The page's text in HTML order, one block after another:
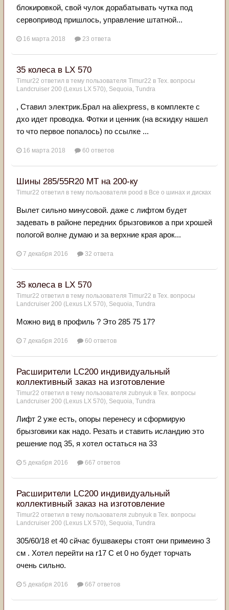
блокировкой, свой чулок дорабатывать чутка под
сервопривод пришлось, управление штатной...
16 марта 2018 23 ответа
35 колеса в LX 570
Timur22 ответил в тему пользователя Timur22 в Тех. вопросы
Landcruiser 200 (Lexus LX 570), Sequoia, Tundra
, Ставил электрик.Брал на aliexpress, в комплекте с
дхо идет проводка. Фотки и ценник (на вскидку нашел
то что первое попалось) по ссылке ...
16 марта 2018 60 ответов
Шины 285/55R20 MT на 200-ку
Timur22 ответил в тему пользователя pood в Все о шинах и дисках
Вылет сильно минусовой. даже с лифтом будет
задевать в районе передних брызговиков а при хрошей
пологой волне думаю и за верхние края арок...
7 декабря 2016 32 ответа
35 колеса в LX 570
Timur22 ответил в тему пользователя Timur22 в Тех. вопросы
Landcruiser 200 (Lexus LX 570), Sequoia, Tundra
Можно вид в профиль ? Это 285 75 17?
7 декабря 2016 60 ответов
Расширители LC200 индивидуальный
коллективный заказ на изготовление
Timur22 ответил в тему пользователя zubnyuk в Тех. вопросы
Landcruiser 200 (Lexus LX 570), Sequoia, Tundra
Лифт 2 уже есть, опоры перенесу и сформирую
брызговики как надо. Резать и ставить исландию это
решение под 35, я хотел остаться на 33
5 декабря 2016 667 ответов
Расширители LC200 индивидуальный
коллективный заказ на изготовление
Timur22 ответил в тему пользователя zubnyuk в Тех. вопросы
Landcruiser 200 (Lexus LX 570), Sequoia, Tundra
305/60/18 et 40 сйчас бушвакеры стоят они примеино 3
см . Хотел перейти на r17 С et 0 но будет торчать
очень сильно.
5 декабря 2016 667 ответов